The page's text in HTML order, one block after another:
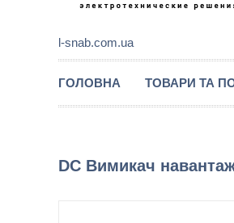
l-snab.com.ua
ГОЛОВНА ТОВАРИ ТА
DC Вимикач